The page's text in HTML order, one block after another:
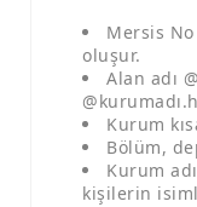
Mersis
oluşur.
Alan adı
Kurum
Bölüm,
Kurum
kişilerin